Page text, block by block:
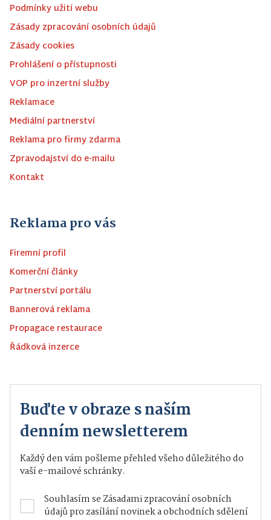
Podmínky užití webu
Zásady zpracování osobních údajů
Zásady cookies
Prohlášení o přístupnosti
VOP pro inzertní služby
Reklamace
Mediální partnerství
Reklama pro firmy zdarma
Zpravodajství do e-mailu
Kontakt
Reklama pro vás
Firemní profil
Komerční články
Partnerství portálu
Bannerová reklama
Propagace restaurace
Řádková inzerce
Buďte v obraze s naším
denním newsletterem
Každý den vám pošleme přehled všeho důležitého do
vaší e-mailové schránky.
Souhlasím seZásadami zpracování osobních
údajůpro zasílání novinek a obchodních sdělení